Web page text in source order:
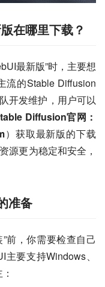
在哪里下载？
最新版”时，主要想
流的Stable Diffusion
开发维护，用户可以
Diffusion官网：
）获取最新版的下载
源更为稳定和安全，
准备
前，你需要检查自己
要支持Windows、